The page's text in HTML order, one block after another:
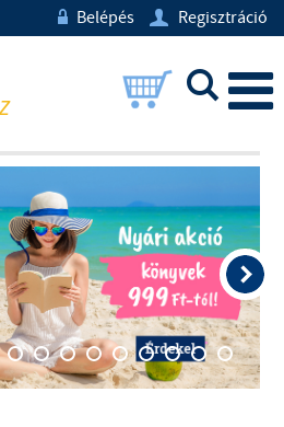
w Belépés U Regisztráció
L